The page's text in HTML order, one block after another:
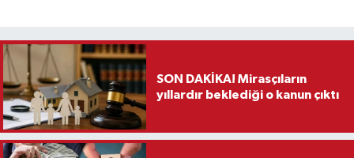
SON DAKİKA! Mirasçıların
yıllardır beklediği o kanun çıktı